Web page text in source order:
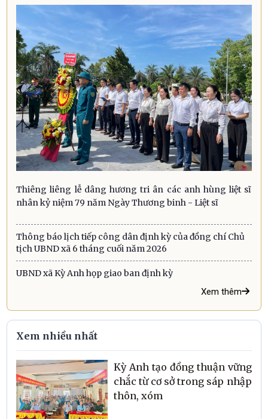
Thiêng liêng lễ dâng hương tri ân các anh hùng liệt sĩ
nhân kỷ niệm 79 năm Ngày Thương binh - Liệt sĩ
Thông báo lịch tiếp công dân định kỳ của đồng chí Chủ
tịch UBND xã 6 tháng cuối năm 2026
UBND xã Kỳ Anh họp giao ban định kỳ
Xem thêm
Xem nhiều nhất
Kỳ Anh tạo đồng thuận vững
chắc từ cơ sở trong sáp nhập
thôn, xóm